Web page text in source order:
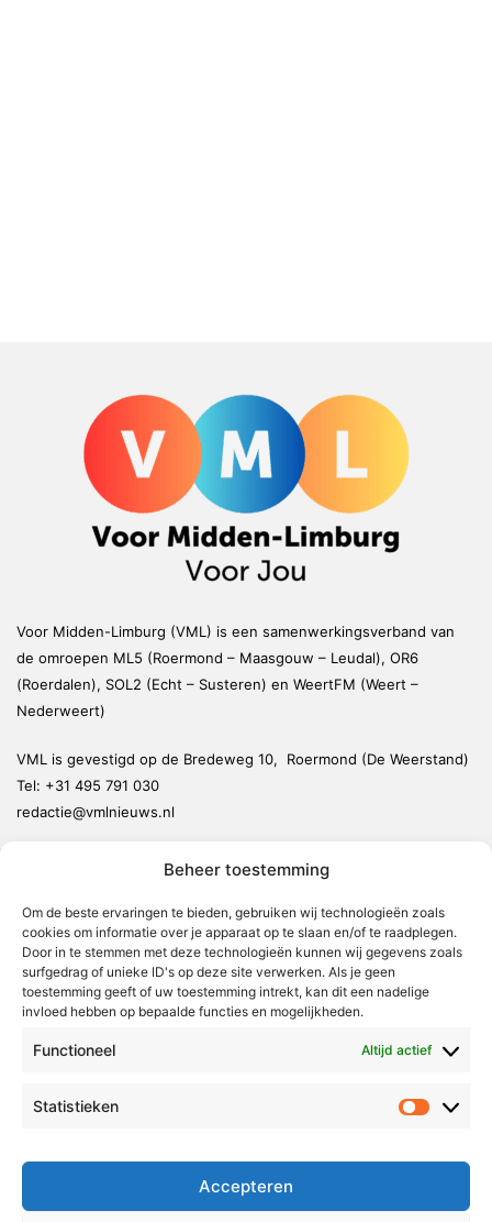
Beheer toestemming
Om de beste ervaringen te bieden, gebruiken wij technologieën zoals
cookies om informatie over je apparaat op te slaan en/of te raadplegen.
Door in te stemmen met deze technologieën kunnen wij gegevens zoals
surfgedrag of unieke ID's op deze site verwerken. Als je geen
toestemming geeft of uw toestemming intrekt, kan dit een nadelige
invloed hebben op bepaalde functies en mogelijkheden.
Functioneel Altijd actief
Statistieken
Accepteren
Voor Midden-Limburg (VML) is een samenwerkingsverband van
de omroepen ML5 (Roermond – Maasgouw – Leudal), OR6
(Roerdalen), SOL2 (Echt – Susteren) en WeertFM (Weert –
Nederweert)
VML is gevestigd op de Bredeweg 10, Roermond (De Weerstand)
Tel: +31 495 791 030
redactie@vmlnieuws.nl
Nederweert
Leudal
Maasgouw
Echt-Susteren
Roerdalen
Radio & TV